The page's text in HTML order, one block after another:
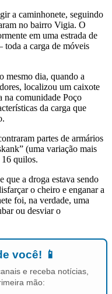
a caminhonete, seguindo
no bairro Vigia. O
em uma estrada de
toda a carga de móveis
mesmo dia, quando a
localizou um caixote
na comunidade Poço
da carga que
partes de armários
(uma variação mais
16 quilos.
que a droga estava sendo
o cheiro e enganar a
foi, na verdade, uma
ou desviar o
você! 📱
e receba notícias,
mão: